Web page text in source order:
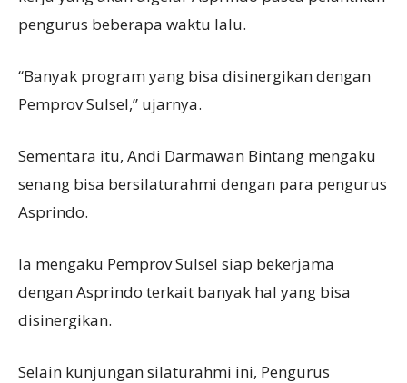
pengurus beberapa waktu lalu.
“Banyak program yang bisa disinergikan dengan
Pemprov Sulsel,” ujarnya.
Sementara itu, Andi Darmawan Bintang mengaku
senang bisa bersilaturahmi dengan para pengurus
Asprindo.
Ia mengaku Pemprov Sulsel siap bekerjama
dengan Asprindo terkait banyak hal yang bisa
disinergikan.
Selain kunjungan silaturahmi ini, Pengurus